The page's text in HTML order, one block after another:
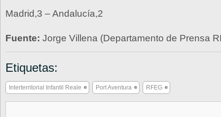
Madrid,3 – Andalucía,2
Fuente: Jorge Villena (Departamento de Prensa
Etiquetas:
Interterritorial Infantil Reale Port Aventura RFEG